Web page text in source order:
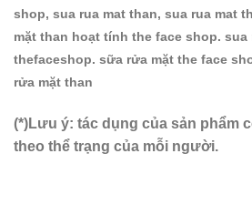
shop, sua rua mat than, sua rua mat
mặt than hoạt tính the face shop. sua
thefaceshop. sữa rửa mặt the face
rửa mặt than
(*)Lưu ý: tác dụng của sản phẩm
theo thể trạng của mỗi người.